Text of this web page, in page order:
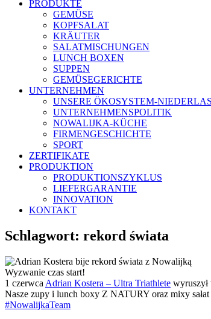
PRODUKTE
GEMÜSE
KOPFSALAT
KRÄUTER
SALATMISCHUNGEN
LUNCH BOXEN
SUPPEN
GEMÜSEGERICHTE
UNTERNEHMEN
UNSERE ÖKOSYSTEM-
UNTERNEHMENSPOLITIK
NOWALIJKA-KÜCHE
FIRMENGESCHICHTE
SPORT
ZERTIFIKATE
PRODUKTION
PRODUKTIONSZYKLUS
LIEFERGARANTIE
INNOVATION
KONTAKT
Schlagwort: rekord świata
Wyzwanie czas start!
1 czerwca Adrian Kostera – Ultra Triathlete
Nasze zupy i lunch boxy Z NATURY oraz mixy
#NowalijkaTeam